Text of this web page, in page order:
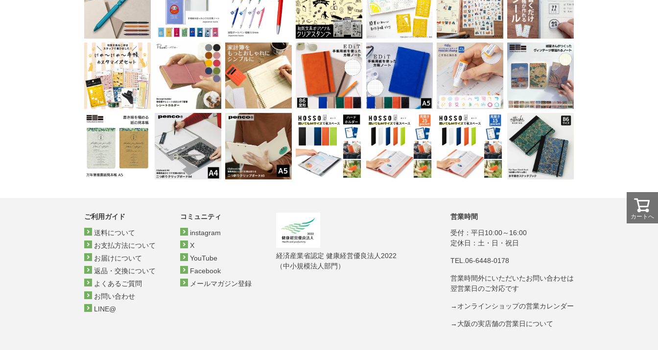
カートへ
ご利用ガイド
送料について
お支払方法について
お届けについて
返品・交換について
よくあるご質問
お問い合わせ
LINE@
コミュニティ
instagram
X
YouTube
Facebook
メールマガジン登録
経済産業省認定 健康経営優良法人2022
（中小規模法人部門）
営業時間
受付：平日10:00～16:00
定休日：土・日・祝日
TEL.06-6448-0178
営業時間外にいただいたお問い合わせは
翌営業日のご対応です
→オンラインショップの営業カレンダー
→大阪の実店舗の営業日について